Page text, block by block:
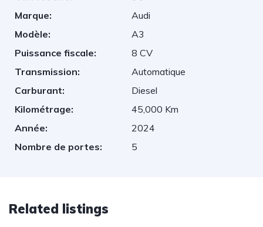
Marque:
Audi
Modèle:
A3
Puissance fiscale:
8 CV
Transmission:
Automatique
Carburant:
Diesel
Kilométrage:
45,000 Km
Année:
2024
Nombre de portes:
5
Related listings